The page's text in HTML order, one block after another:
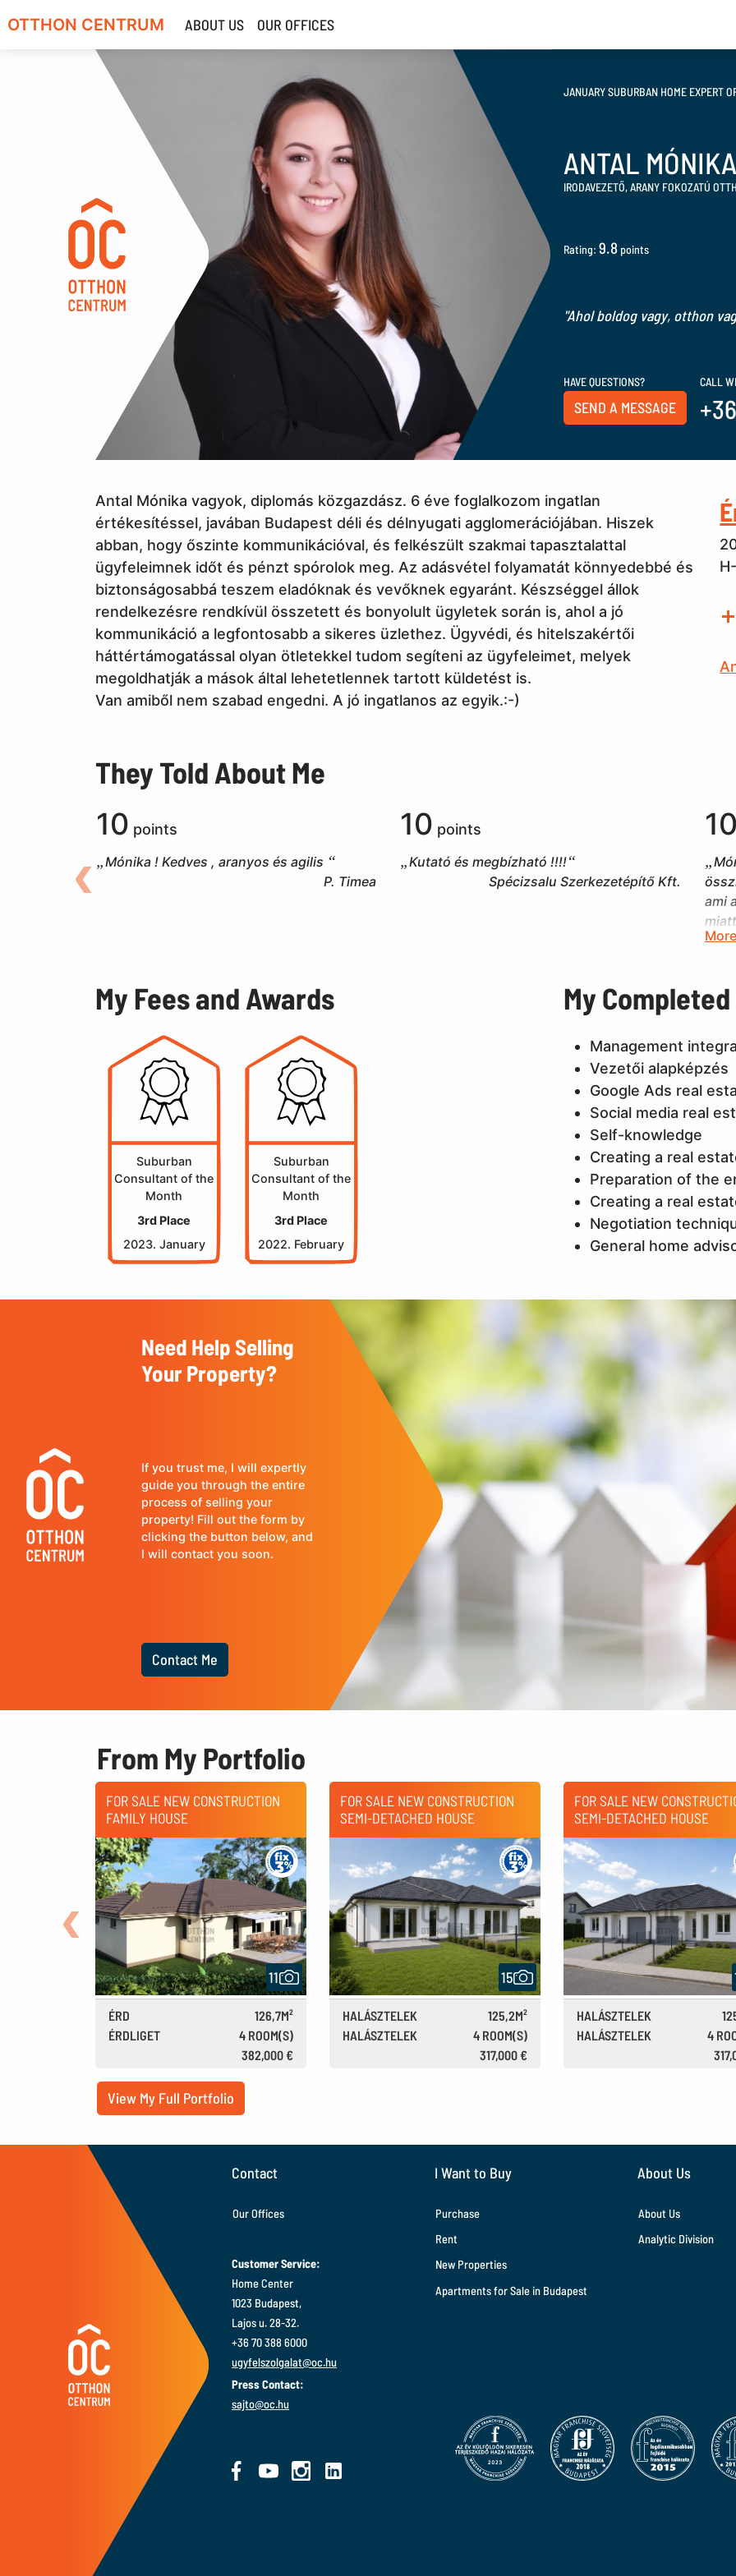
OTTHON CENTRUM ABOUT US
OUR OFFICES
JANUARY SUBURBAN HOME EXPERT
ANTAL MÓNIKA
IRODAVEZETŐ, ARANY FOKOZATÚ
Rating:9.8 points
"Ahol boldog vagy, otthon
HAVE QUESTIONS?
SEND A MESSAGE
CALL
Antal Mónika vagyok, diplomás közgazdász. 6 éve foglalkozom ingatlan
értékesítéssel, javában Budapest déli és délnyugati agglomerációjában. Hiszek
abban, hogy őszinte kommunikációval, és felkészült szakmai tapasztalattal
ügyfeleimnek időt és pénzt spórolok meg. Az adásvétel folyamatát könnyedebbé és
biztonságosabbá teszem eladóknak és vevőknek egyaránt. Készséggel állok
rendelkezésre rendkívül összetett és bonyolult ügyletek során is, ahol a jó
kommunikáció a legfontosabb a sikeres üzlethez. Ügyvédi, és hitelszakértői
háttértámogatással olyan ötletekkel tudom segíteni az ügyfeleimet, melyek
megoldhatják a mások által lehetetlennek tartott küldetést is.
Van amiből nem szabad engedni. A jó ingatlanos az egyik.:-)
They Told About Me
10 points
Mónika ! Kedves , aranyos és agilis
P. Timea
10 points
Kutató és megbízható !!!!
Spécizsalu Szerkezetépítő Kft.
10
ami
de
Back
My Fees and Awards
Suburban
Consultant of the
Month
3rd Place
2023. January
Suburban
Consultant of the
Month
3rd Place
2022. February
My
Management
Vezetői alapképzés
Google Ads real
Social media real
Self-knowledge
Creating a real
Preparation of the
Creating a real
Negotiation
General home
Need Help Selling
Your Property?
If you trust me, I will expertly
guide you through the entire
process of selling your
property! Fill out the form by
clicking the button below, and
I will contact you soon.
Contact Me
From My Portfolio
FOR SALE NEW CONSTRUCTION
FAMILY HOUSE
11
ÉRD
126,7M²
ÉRDLIGET
4 ROOM(S)
139.9M FT
382,000 €
FOR SALE NEW CONSTRUCTION
SEMI-DETACHED HOUSE
15
HALÁSZTELEK
125,2M²
HALÁSZTELEK
4 ROOM(S)
115.9M FT
317,000 €
FOR SALE NEW
SEMI-DETACHED HOUSE
HALÁSZTELEK
HALÁSZTELEK
4
Back
View My Full Portfolio
Contact
Our Offices
Customer Service:
Home Center
1023 Budapest,
Lajos u. 28-32.
+36 70 388 6000
ugyfelszolgalat@oc.hu
Press Contact:
sajto@oc.hu
I Want to Buy
Purchase
Rent
New Properties
Apartments for Sale in Budapest
About Us
About Us
Analytic Division